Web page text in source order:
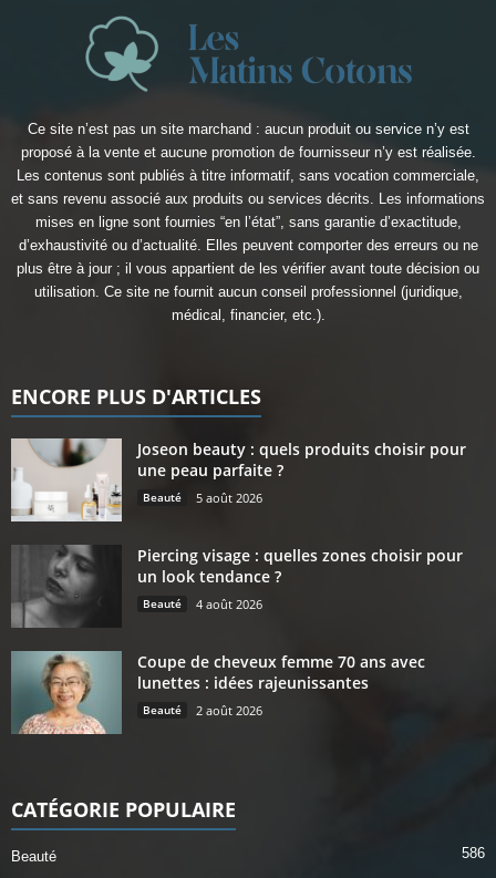
Ce site n’est pas un site marchand : aucun produit ou service n’y est
proposé à la vente et aucune promotion de fournisseur n’y est réalisée.
Les contenus sont publiés à titre informatif, sans vocation commerciale,
et sans revenu associé aux produits ou services décrits. Les informations
mises en ligne sont fournies “en l’état”, sans garantie d’exactitude,
d’exhaustivité ou d’actualité. Elles peuvent comporter des erreurs ou ne
plus être à jour ; il vous appartient de les vérifier avant toute décision ou
utilisation. Ce site ne fournit aucun conseil professionnel (juridique,
médical, financier, etc.).
ENCORE PLUS D'ARTICLES
Joseon beauty : quels produits choisir pour
une peau parfaite ?
Beauté 5 août 2026
Piercing visage : quelles zones choisir pour
un look tendance ?
Beauté 4 août 2026
Coupe de cheveux femme 70 ans avec
lunettes : idées rajeunissantes
Beauté 2 août 2026
CATÉGORIE POPULAIRE
Beauté
586